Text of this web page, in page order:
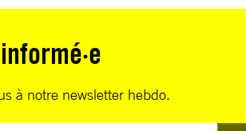
à notre newsletter hebdo.